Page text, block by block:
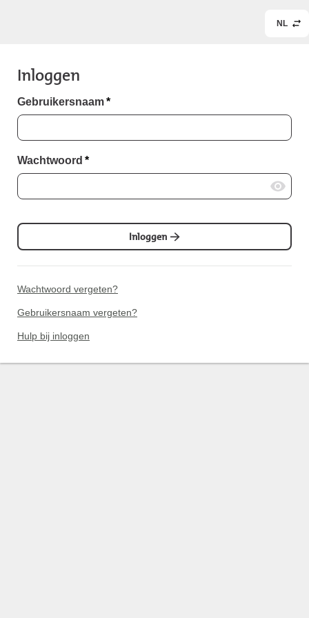
NL
Inloggen
Gebruikersnaam*
Wachtwoord *
Inloggen
Wachtwoord vergeten?
Gebruikersnaam vergeten?
Hulp bij inloggen